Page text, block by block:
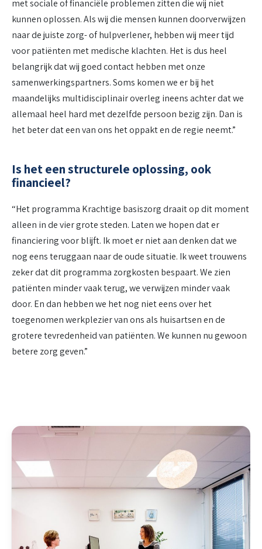
met sociale of financiële problemen zitten die wij niet
kunnen oplossen. Als wij die mensen kunnen doorverwijzen
naar de juiste zorg- of hulpverlener, hebben wij meer tijd
voor patiënten met medische klachten. Het is dus heel
belangrijk dat wij goed contact hebben met onze
samenwerkingspartners. Soms komen we er bij het
maandelijks multidisciplinair overleg ineens achter dat we
allemaal heel hard met dezelfde persoon bezig zijn. Dan is
het beter dat een van ons het oppakt en de regie neemt.”
Is het een structurele oplossing, ook
financieel?
“Het programma Krachtige basiszorg draait op dit moment
alleen in de vier grote steden. Laten we hopen dat er
financiering voor blijft. Ik moet er niet aan denken dat we
nog eens teruggaan naar de oude situatie. Ik weet trouwens
zeker dat dit programma zorgkosten bespaart. We zien
patiënten minder vaak terug, we verwijzen minder vaak
door. En dan hebben we het nog niet eens over het
toegenomen werkplezier van ons als huisartsen en de
grotere tevredenheid van patiënten. We kunnen nu gewoon
betere zorg geven.”